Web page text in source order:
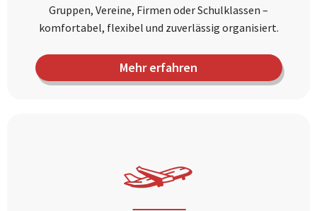
Gruppen, Vereine, Firmen oder Schulklassen –
komfortabel, flexibel und zuverlässig organisiert.
Mehr erfahren